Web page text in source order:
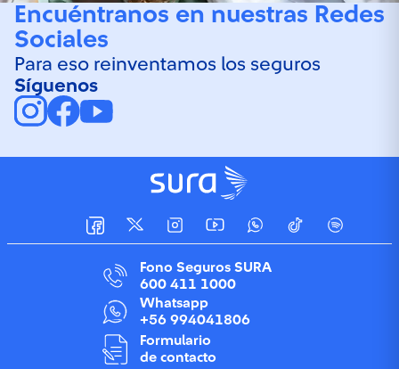
Encuéntranos en nuestras Redes
Sociales
Para eso reinventamos los seguros
Síguenos
Fono Seguros SURA
600 411 1000
Whatsapp
+56 994041806
Formulario
de contacto